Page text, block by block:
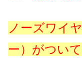
ノーズワイ
ー）がつい